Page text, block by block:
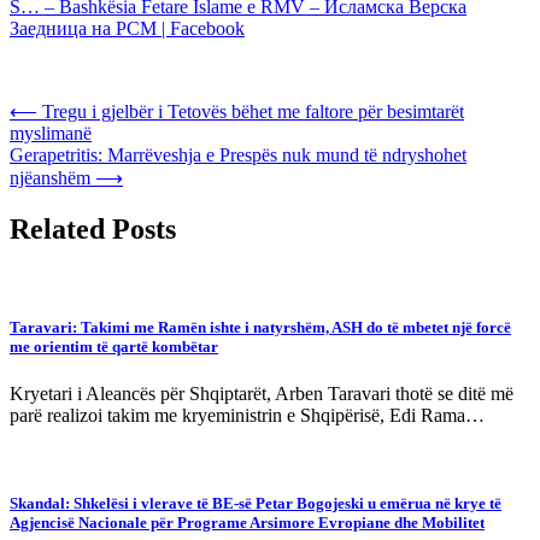
S… – Bashkësia Fetare Islame e RMV – Исламска Верска
Заедница на РСМ | Facebook
Post
navigation
⟵ Tregu i gjelbër i Tetovës bëhet me faltore për besimtarët
myslimanë
Gerapetritis: Marrëveshja e Prespës nuk mund të ndryshohet
njëanshëm ⟶
Related Posts
Taravari: Takimi me Ramën ishte i natyrshëm, ASH do të mbetet një forcë
me orientim të qartë kombëtar
Kryetari i Aleancës për Shqiptarët, Arben Taravari thotë se ditë më
parë realizoi takim me kryeministrin e Shqipërisë, Edi Rama…
Skandal: Shkelësi i vlerave të BE-së Petar Bogojeski u emërua në krye të
Agjencisë Nacionale për Programe Arsimore Evropiane dhe Mobilitet